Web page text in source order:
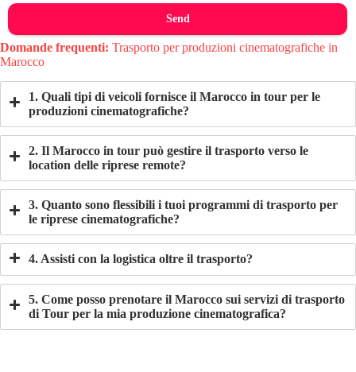
Send
Domande frequenti: Trasporto per produzioni cinematografiche in
Marocco
1. Quali tipi di veicoli fornisce il Marocco in tour per le
produzioni cinematografiche?
2. Il Marocco in tour può gestire il trasporto verso le
location delle riprese remote?
3. Quanto sono flessibili i tuoi programmi di trasporto per
le riprese cinematografiche?
4. Assisti con la logistica oltre il trasporto?
5. Come posso prenotare il Marocco sui servizi di trasporto
di Tour per la mia produzione cinematografica?